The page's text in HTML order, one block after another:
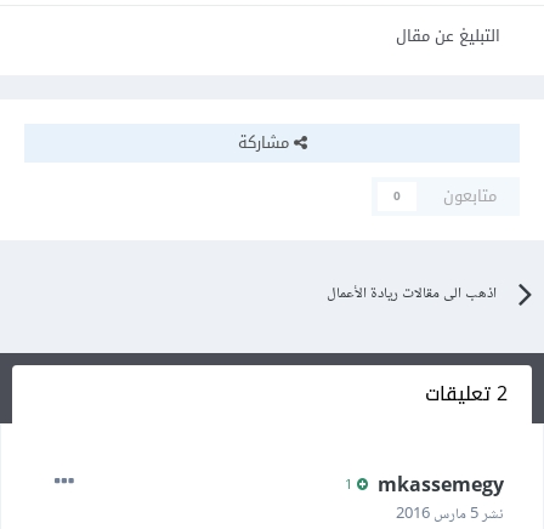
التبليغ عن مقال
مشاركة
متابعون
0
اذهب الى مقالات ريادة الأعمال
2 تعليقات
mkassemegy
نشر5 مارس 2016